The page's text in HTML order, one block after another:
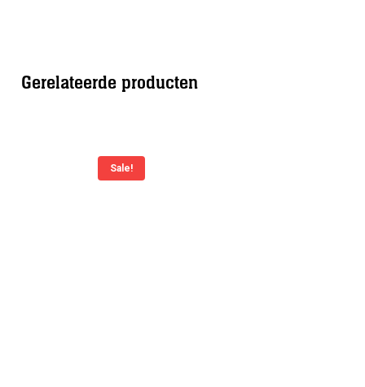
Gerelateerde producten
Sale!